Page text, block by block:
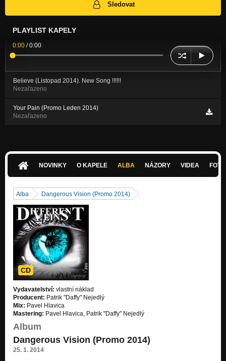
Sledovat
PLAYLIST KAPELY
0:00 /0:00
Believe (Listopad 2014). New Song !!!!!!
Nezařazeno
Your Pain (Promo Leden 2014)
Nezařazeno
NOVINKY O KAPELE ALBA NÁZORY VIDEA
Alba Dangerous Vision (Promo 2014)
CD
Vydavatelství: vlastní náklad
Producent: Patrik "Daffy" Nejedlý
Mix: Pavel Hlavica
Mastering: Pavel Hlavica, Patrik "Daffy" Nejedlý
Album
Dangerous Vision (Promo 2014)
25. 1. 2014